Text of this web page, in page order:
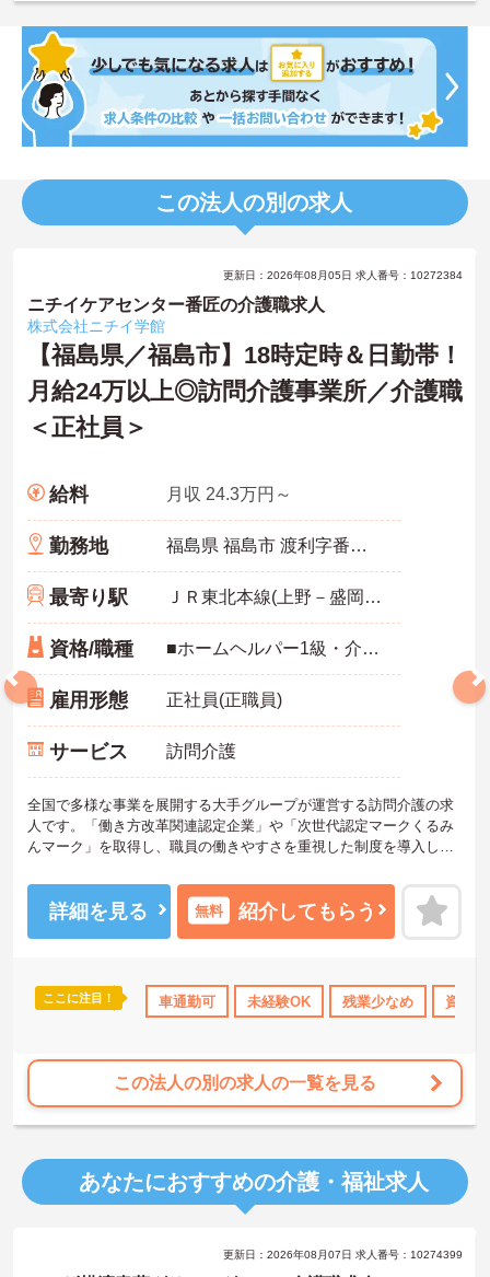
この法人の別の求人
資格取得サポート 研修制度あり 産休･育休･介護休暇取得実
更新日：2026年08月05日 求人番号：10272384
ニチイケアセンター番匠の介護職求人
株式会社ニチイ学館
【福島県／福島市】18時定時＆日勤帯！
月給24万以上◎訪問介護事業所／介護職
＜正社員＞
給料 月収 24.3万円～
勤務地 福島県 福島市 渡利字番匠3-1 ポモドーリーＡ棟102号室
最寄り駅 ＪＲ東北本線(上野－盛岡)「福島(福島)駅」バス・車10分
資格/職種 ■ホームヘルパー1級・介護職員実務者研修修了者必須・介護職員基礎研修修了者士 いずれか必須 ■普通自動車免許必須（ＡＴ限定可） ■経験1年以上必須 ■必要なＰＣスキル：入力程度
雇用形態 正社員(正職員)
サービス 訪問介護
全国で多様な事業を展開する大手グループが運営する訪問介護の求
人です。「働き方改革関連認定企業」や「次世代認定マークくるみ
んマーク」を取得し、職員の働きやすさを重視した制度を導入して
視点でキャリアを築くことが可能です。また、時間帯別の加算手当
や勤続年数に応じた手当が用意されており、日々の業務や継続した
勤務が収入に直結する仕組みがあります。月平均の残業時間は10時
環境が整っています。
す】
・定年65歳に加え、状況に応じた再雇用制度により上限85歳まで働
り、年齢を重ねても無理なく続けられる環境です。
【大手法人の安定基盤のもとで、収入アップを目指せる環境です】
・所持資格に応じた手当や、早朝・夜間帯の勤務に対する加算手当
・最大20,000円の勤続年数加算手当や年2回の賞与支給があるため、
詳細を見る 無料 紹介してもらう
ここに注目！ 車通勤可 未経験OK 残業少なめ 資格
この法人の別の求人の一覧を見る
あなたにおすすめの介護・福祉求人
更新日：2026年08月07日 求人番号：10274399